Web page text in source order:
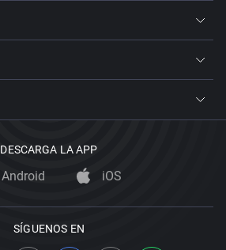
DESCARGA LA APP
Android iOS
SÍGUENOS EN